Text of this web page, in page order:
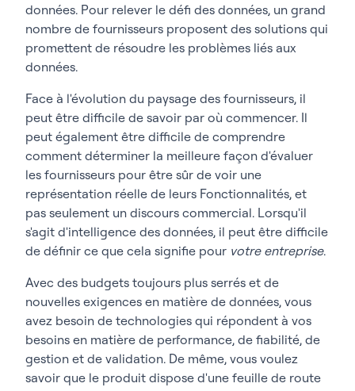
données. Pour relever le défi des données, un grand
nombre de fournisseurs proposent des solutions qui
promettent de résoudre les problèmes liés aux
données.
Face à l'évolution du paysage des fournisseurs, il
peut être difficile de savoir par où commencer. Il
peut également être difficile de comprendre
comment déterminer la meilleure façon d'évaluer
les fournisseurs pour être sûr de voir une
représentation réelle de leurs Fonctionnalités, et
pas seulement un discours commercial. Lorsqu'il
s'agit d'intelligence des données, il peut être difficile
de définir ce que cela signifie pour votre entreprise.
Avec des budgets toujours plus serrés et de
nouvelles exigences en matière de données, vous
avez besoin de technologies qui répondent à vos
besoins en matière de performance, de fiabilité, de
gestion et de validation. De même, vous voulez
savoir que le produit dispose d'une feuille de route